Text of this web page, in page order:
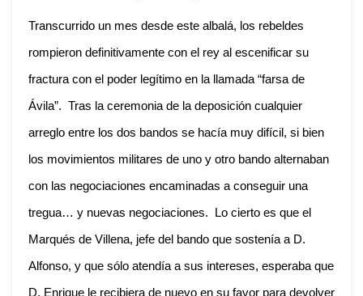
Transcurrido un mes desde este albalá, los rebeldes
rompieron definitivamente con el rey al escenificar su
fractura con el poder legítimo en la llamada “farsa de
Ávila”. Tras la ceremonia de la deposición cualquier
arreglo entre los dos bandos se hacía muy difícil, si bien
los movimientos militares de uno y otro bando alternaban
con las negociaciones encaminadas a conseguir una
tregua… y nuevas negociaciones. Lo cierto es que el
Marqués de Villena, jefe del bando que sostenía a D.
Alfonso, y que sólo atendía a sus intereses, esperaba que
D. Enrique le recibiera de nuevo en su favor para devolver